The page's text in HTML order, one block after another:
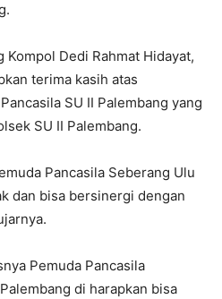
Kompol Dedi Rahmat Hidayat,
terima kasih atas
SU II Palembang yang
SU II Palembang.
Pancasila Seberang Ulu
dan bisa bersinergi dengan
Pemuda Pancasila
di harapkan bisa